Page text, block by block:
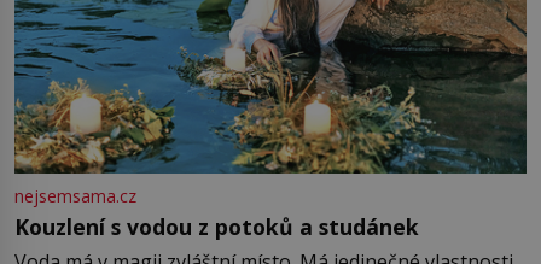
nejsemsama.cz
Kouzlení s vodou z potoků a studánek